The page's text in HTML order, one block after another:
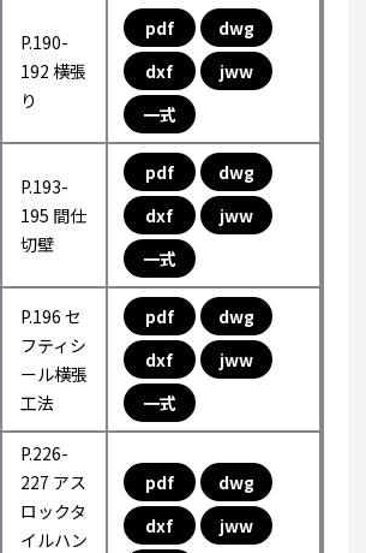
P.190-
192 横張
り
pdf
dwg
dxf
jww
一式
P.193-
195 間仕
切壁
pdf
dwg
dxf
jww
一式
P.196 セ
フティシ
ール横張
工法
pdf
dwg
dxf
jww
一式
P.226-
227 アス
ロックタ
イルハン
pdf
dwg
dxf
jww